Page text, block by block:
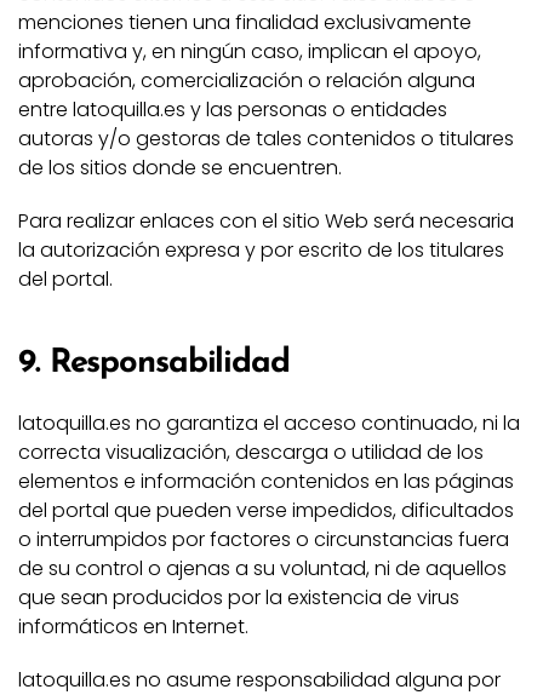
menciones tienen una finalidad exclusivamente
informativa y, en ningún caso, implican el apoyo,
aprobación, comercialización o relación alguna
entre latoquilla.es y las personas o entidades
autoras y/o gestoras de tales contenidos o titulares
de los sitios donde se encuentren.
Para realizar enlaces con el sitio Web será necesaria
la autorización expresa y por escrito de los titulares
del portal.
9. Responsabilidad
latoquilla.es no garantiza el acceso continuado, ni la
correcta visualización, descarga o utilidad de los
elementos e información contenidos en las páginas
del portal que pueden verse impedidos, dificultados
o interrumpidos por factores o circunstancias fuera
de su control o ajenas a su voluntad, ni de aquellos
que sean producidos por la existencia de virus
informáticos en Internet.
latoquilla.es no asume responsabilidad alguna por